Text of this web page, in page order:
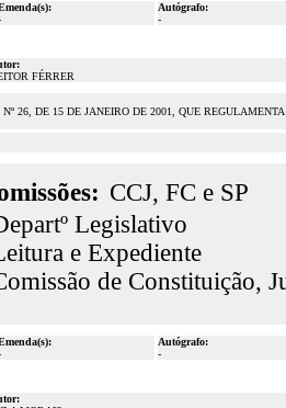
Autógrafo:
-
FÉRRER
26, DE 15 DE JANEIRO DE 2001, QUE
CCJ, FC e SP
Legislativo
e Expediente
de Constituição,
Autógrafo:
-